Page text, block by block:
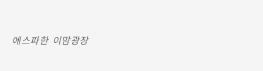
에스파한 이맘광장